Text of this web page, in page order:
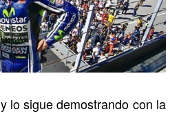
lo sigue demostrando con la